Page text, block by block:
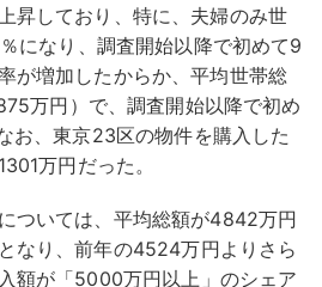
昇しており、特に、夫婦のみ世
になり、調査開始以降で初めて9
が増加したからか、平均世帯総
万円）で、調査開始以降で初め
お、東京23区の物件を購入した
万円だった。
ついては、平均総額が4842万円
なり、前年の4524万円よりさら
額が「5000万円以上」のシェア